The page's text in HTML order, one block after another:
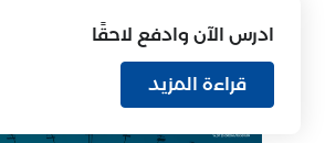
ادرس الآن وادفع لاحقًا
قراءة المزيد